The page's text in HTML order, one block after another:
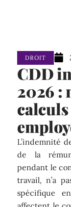
DROIT
CDD
2026 :
L’indemnité
de la
pendant le
travail, n’a
spécifique